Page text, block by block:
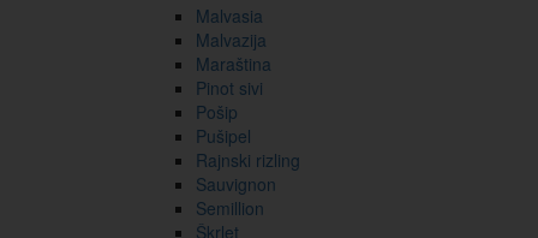
Malvasia
Malvazija
Maraština
Pinot sivi
Pošip
Pušipel
Rajnski rizling
Sauvignon
Semillion
Škrlet